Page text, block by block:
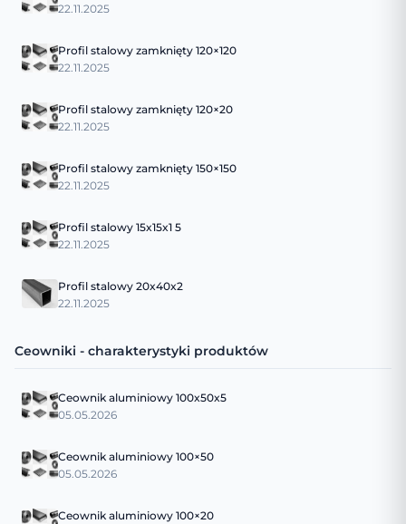
22.11.2025
Profil stalowy zamknięty 120×120
22.11.2025
Profil stalowy zamknięty 120×20
22.11.2025
Profil stalowy zamknięty 150×150
22.11.2025
Profil stalowy 15x15x1 5
22.11.2025
Profil stalowy 20x40x2
22.11.2025
Ceowniki - charakterystyki produktów
Ceownik aluminiowy 100x50x5
05.05.2026
Ceownik aluminiowy 100×50
05.05.2026
Ceownik aluminiowy 100×20